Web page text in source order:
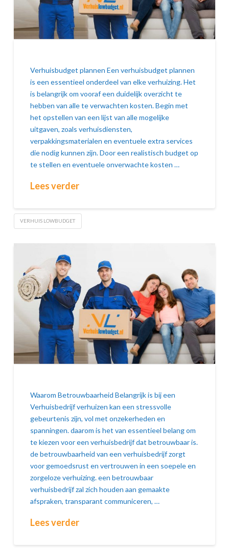
Verhuisbudget plannen Een verhuisbudget plannen
is een essentieel onderdeel van elke verhuizing. Het
is belangrijk om vooraf een duidelijk overzicht te
hebben van alle te verwachten kosten. Begin met
het opstellen van een lijst van alle mogelijke
uitgaven, zoals verhuisdiensten,
verpakkingsmaterialen en eventuele extra services
die nodig kunnen zijn. Door een realistisch budget op
te stellen en eventuele onverwachte kosten …
Lees verder
VERHUIS LOWBUDGET
Waarom Betrouwbaarheid Belangrijk is bij een
Verhuisbedrijf verhuizen kan een stressvolle
gebeurtenis zijn, vol met onzekerheden en
spanningen. daarom is het van essentieel belang om
te kiezen voor een verhuisbedrijf dat betrouwbaar is.
de betrouwbaarheid van een verhuisbedrijf zorgt
voor gemoedsrust en vertrouwen in een soepele en
zorgeloze verhuizing. een betrouwbaar
verhuisbedrijf zal zich houden aan gemaakte
afspraken, transparant communiceren, …
Lees verder